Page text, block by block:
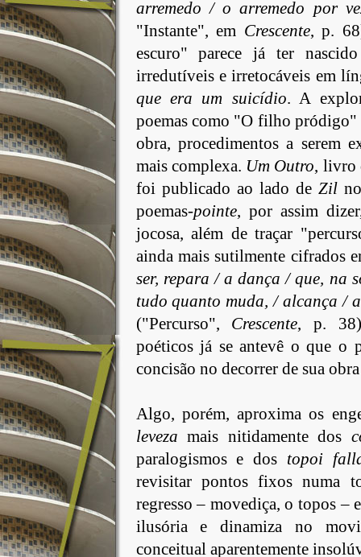
arremedo / o arremedo por
"Instante", em Crescente, p.
escuro" parece já ter
irredutíveis e irretocáveis em
que era um suicídio. A
poemas como "O filho
obra, procedimentos a serem
mais complexa. Um Outro, livro
foi publicado ao lado de Zil
poemas-pointe, por assim
jocosa, além de traçar
ainda mais sutilmente cifrados
ser, repara / a dança / que, na
tudo quanto muda, / alcança /
("Percurso", Crescente, p. 38)
poéticos já se antevê o que o
concisão no decorrer de sua
Algo, porém, aproxima os
leveza mais nitidamente dos
paralogismos e dos topoi
revisitar pontos fixos numa
regresso – movediça, o topos –
ilusória e dinamiza no
conceitual aparentemente